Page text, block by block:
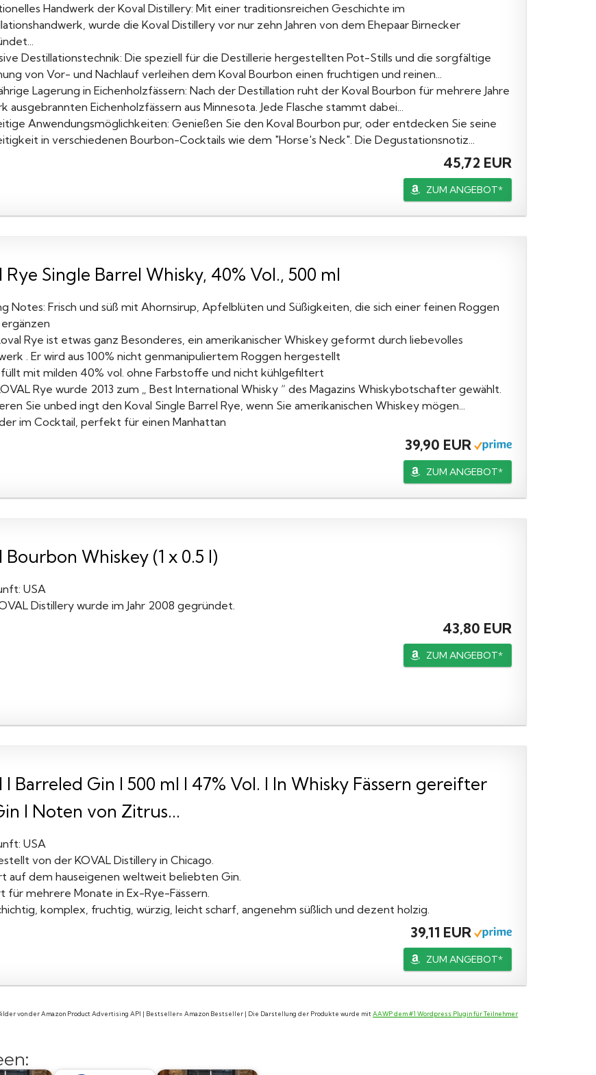
Handwerk der Koval Distillery: Mit einer traditionsreichen Geschichte im
wurde die Koval Distillery vor nur zehn Jahren von dem Ehepaar Birnecker
Destillationstechnik: Die speziell für die Destillerie hergestellten Pot-Stills und die sorgfältige
von Vor- und Nachlauf verleihen dem Koval Bourbon einen fruchtigen und reinen...
Lagerung in Eichenholzfässern: Nach der Destillation ruht der Koval Bourbon für mehrere Jahre
ausgebrannten Eichenholzfässern aus Minnesota. Jede Flasche stammt dabei...
Anwendungsmöglichkeiten: Genießen Sie den Koval Bourbon pur, oder entdecken Sie seine
in verschiedenen Bourbon-Cocktails wie dem "Horse's Neck". Die Degustationsnotiz...
45,72 EUR
ZUM ANGEBOT*
Rye Single Barrel Whisky, 40% Vol., 500 ml
Notes: Frisch und süß mit Ahornsirup, Apfelblüten und Süßigkeiten, die sich einer feinen Roggen
Rye ist etwas ganz Besonderes, ein amerikanischer Whiskey geformt durch liebevolles
. Er wird aus 100% nicht genmanipuliertem Roggen hergestellt
mit milden 40% vol. ohne Farbstoffe und nicht kühlgefiltert
Rye wurde 2013 zum „ Best International Whisky “ des Magazins Whiskybotschafter gewählt.
Sie unbed ingt den Koval Single Barrel Rye, wenn Sie amerikanischen Whiskey mögen...
im Cocktail, perfekt für einen Manhattan
39,90 EUR
ZUM ANGEBOT*
Bourbon Whiskey (1 x 0.5 l)
USA
Distillery wurde im Jahr 2008 gegründet.
43,80 EUR
ZUM ANGEBOT*
I Barreled Gin I 500 ml I 47% Vol. I In Whisky Fässern gereifter
I Noten von Zitrus...
USA
von der KOVAL Distillery in Chicago.
auf dem hauseigenen weltweit beliebten Gin.
für mehrere Monate in Ex-Rye-Fässern.
komplex, fruchtig, würzig, leicht scharf, angenehm süßlich und dezent holzig.
39,11 EUR
ZUM ANGEBOT*
von der Amazon Product Advertising API | Bestseller= Amazon Bestseller | Die Darstellung der Produkte wurde mitAAWP dem #1 Wordpress Plugin für Teilnehmer